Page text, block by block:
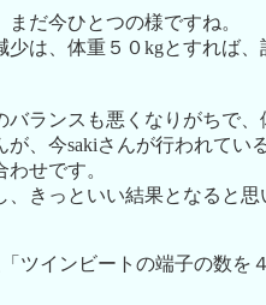
だ今ひとつの様ですね。
少は、体重５０kgとすれば
バランスも悪くなりがちで
が、今sakiさんが行われてい
せです。
、きっといい結果となると
ツインビートの端子の数